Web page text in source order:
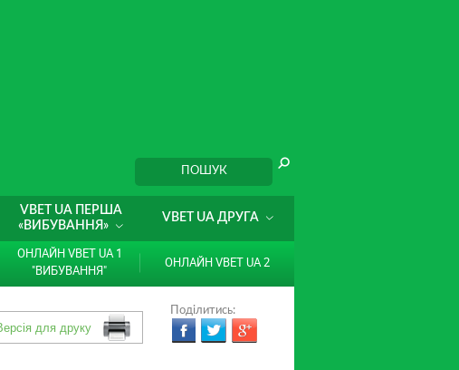
VBET UA ПЕРША
«ВИБУВАННЯ»
VBET UA ДРУГА
ОНЛАЙН VBET UA 1
"ВИБУВАННЯ"
ОНЛАЙН VBET UA 2
Поділитись: